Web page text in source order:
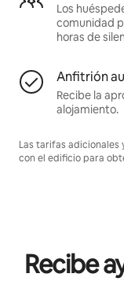
Los
comunidad
horas de
Anfitrión
Recibe la
alojamiento.
Las tarifas
con el edificio para
Recibe